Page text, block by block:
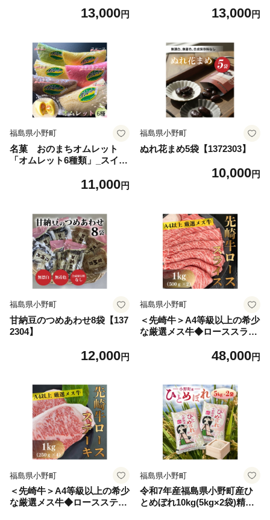
13,000円 13,000円
福島県小野町
名菓 おのまちオムレット
「オムレット6種類」_スイー
名菓 おのまち 人気 美味しい
11,000円
福島県小野町
ぬれ花まめ5袋【1372303】
10,000円
福島県小野町
甘納豆のつめあわせ8袋【137
2304】
12,000円
福島県小野町
＜先崎牛＞A4等級以上の希少
な厳選メス牛◆ローススライ
和牛 ローススライス 牛肉 美
48,000円
福島県小野町
＜先崎牛＞A4等級以上の希少
な厳選メス牛◆ロースステー
福島県小野町
令和7年産福島県小野町産ひ
とめぼれ10kg(5kg×2袋)精米_